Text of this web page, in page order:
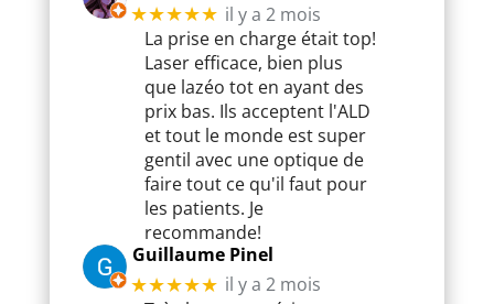
★★★★★ il y a 2 mois
La prise en charge était top!
Laser efficace, bien plus
que lazéo tot en ayant des
prix bas. Ils acceptent l'ALD
et tout le monde est super
gentil avec une optique de
faire tout ce qu'il faut pour
les patients. Je
recommande!
Guillaume Pinel
★★★★★ il y a 2 mois